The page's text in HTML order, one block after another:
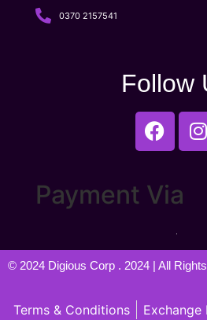
0370 2157541
Follow
Payment Via
© 2024 Digious Corp . 2024 | All
Terms & Conditions Exchange